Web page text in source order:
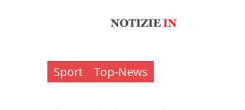
Sport Top-News